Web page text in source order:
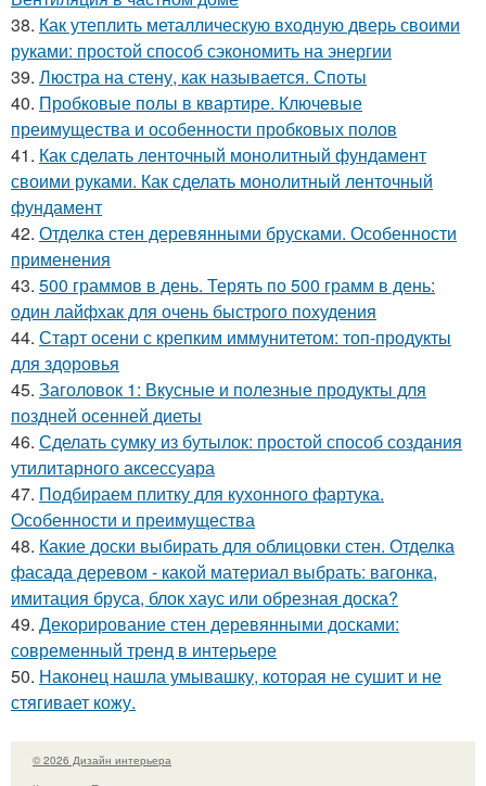
38. Как утеплить металлическую входную дверь своими
руками: простой способ сэкономить на энергии
39. Люстра на стену, как называется. Споты
40. Пробковые полы в квартире. Ключевые
преимущества и особенности пробковых полов
41. Как сделать ленточный монолитный фундамент
своими руками. Как сделать монолитный ленточный
фундамент
42. Отделка стен деревянными брусками. Особенности
применения
43. 500 граммов в день. Терять по 500 грамм в день:
один лайфхак для очень быстрого похудения
44. Старт осени с крепким иммунитетом: топ-продукты
для здоровья
45. Заголовок 1: Вкусные и полезные продукты для
поздней осенней диеты
46. Сделать сумку из бутылок: простой способ создания
утилитарного аксессуара
47. Подбираем плитку для кухонного фартука.
Особенности и преимущества
48. Какие доски выбирать для облицовки стен. Отделка
фасада деревом - какой материал выбрать: вагонка,
имитация бруса, блок хаус или обрезная доска?
49. Декорирование стен деревянными досками:
современный тренд в интерьере
50. Наконец нашла умывашку, которая не сушит и не
стягивает кожу.
© 2026 Дизайн интерьера